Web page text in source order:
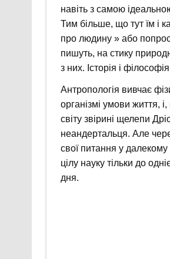
навіть з самою
Тим більше, що тут їм і
про людину » або
пишуть, на стику
з них. Історія і
Антропологія вивчає
організмі умови життя,
світу звірині щелепи
неандертальця. Але
свої питання у
цілу науку тільки до
дня.